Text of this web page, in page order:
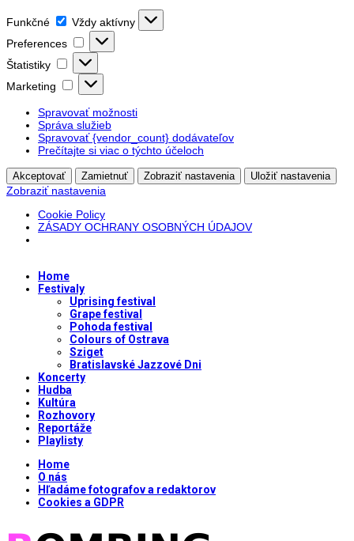
Funkčné
Funkčné
Vždy aktívny
Preferences
Preferences
Štatistiky
Štatistiky
Marketing
Marketing
Spravovať možnosti
Správa služieb
Spravovať {vendor_count} dodávateľov
Prečítajte si viac o týchto účeloch
Akceptovať Zamietnuť Zobraziť nastavenia Uložiť nastavenia
Zobraziť nastavenia
Cookie Policy
ZÁSADY OCHRANY OSOBNÝCH ÚDAJOV
Home
Festivaly
Uprising festival
Grape festival
Pohoda festival
Colours of Ostrava
Sziget
Bratislavské Jazzové Dni
Koncerty
Hudba
Kultúra
Rozhovory
Reportáže
Playlisty
Home
O nás
Hľadáme fotografov a redaktorov
Cookies a GDPR